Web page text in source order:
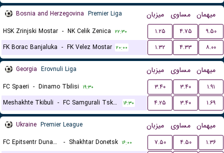
Bosnia and Herzegovina Premier Liga میزبان مساوی میهمان
HSK Zrinjski Mostar - NK Celik Zenica ۲۲:۳۰ ۱.۲۵ ۴.۷۵
۹.۵۰
FK Borac Banjaluka - FK Velez Mostar ۲۰:۰۰ ۱.۳۲ ۴.۳۳ ۸.۰۰
Georgia Erovnuli Liga میزبان مساوی میهمان
FC Spaeri - Dinamo Tbilisi ۱۹:۳۰ ۳.۴۰ ۳.۴۰
۱.۹۱
Meshakhte Tkibuli - FC Samgurali Tskaltubo ۱۶:۳۰ ۴.۲۵ ۳.۴۰ ۱.۶۹
Ukraine Premier League میزبان مساوی میهمان
FC Epitsentr Dunayivtsi - Shakhtar Donetsk ۱۶:۰۰ ۷.۵۰ ۴.۵۰
۱.۳۶